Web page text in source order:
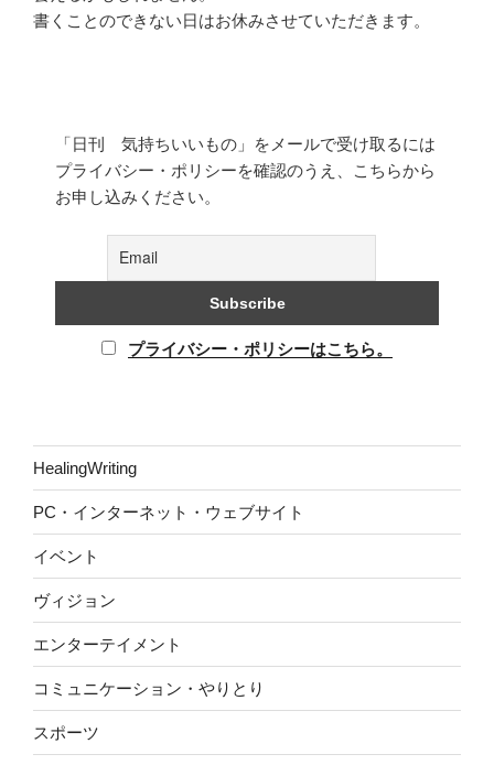
書くことのできない日はお休みさせていただきます。
「日刊 気持ちいいもの」をメールで受け取るには
プライバシー・ポリシーを確認のうえ、こちらから
お申し込みください。
プライバシー・ポリシーはこちら。
HealingWriting
PC・インターネット・ウェブサイト
イベント
ヴィジョン
エンターテイメント
コミュニケーション・やりとり
スポーツ